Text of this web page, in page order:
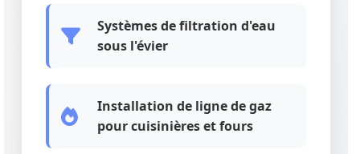
Systèmes de filtration d'eau
sous l'évier
Installation de ligne de gaz
pour cuisinières et fours